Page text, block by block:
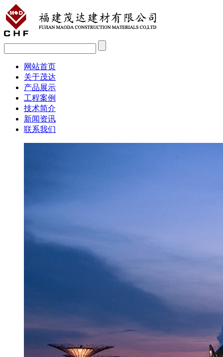
网站首页
关于茂达
产品展示
工程案例
技术简介
新闻资讯
联系我们